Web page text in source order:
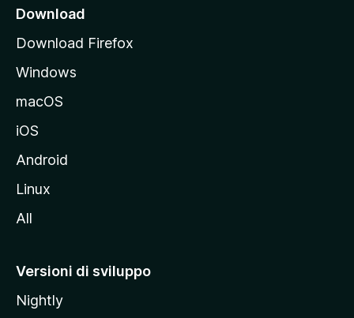
i
a
l
e
l
t
M
z
Download
Download Firefox
Windows
macOS
iOS
Android
Linux
All
Versioni di sviluppo
Nightly